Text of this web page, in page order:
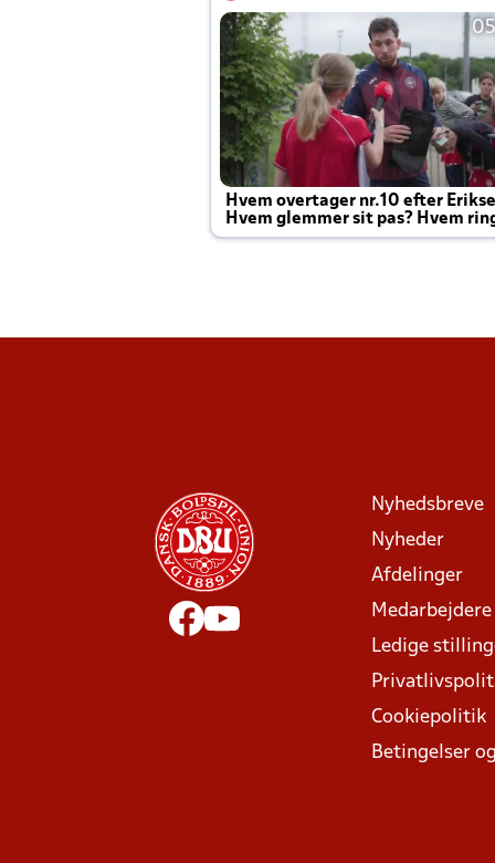
Hvem overtager nr.10 efter
Hvem glemmer sit pas? Hvem
Joachim altid til efter kampe?
Nyhedsbreve
Nyheder
Afdelinger
Medarbejdere
Ledige
Cookiepolitik
Betingelser